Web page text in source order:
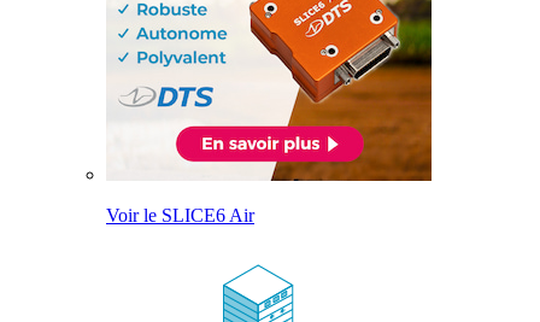
Voir le SLICE6 Air